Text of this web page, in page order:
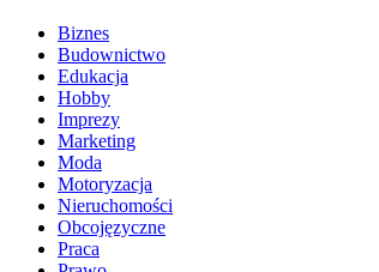
Biznes
Budownictwo
Edukacja
Hobby
Imprezy
Marketing
Moda
Motoryzacja
Nieruchomości
Obcojęzyczne
Praca